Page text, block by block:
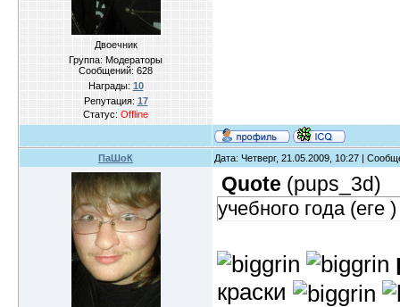
Двоечник
Группа: Модераторы
Сообщений: 628
Награды: 10
Репутация: 17
Статус: Offline
ПаШоК Дата: Четверг, 21.05.2009, 10:27 |
Quote (pups_3d)
учебного года (еге
краски